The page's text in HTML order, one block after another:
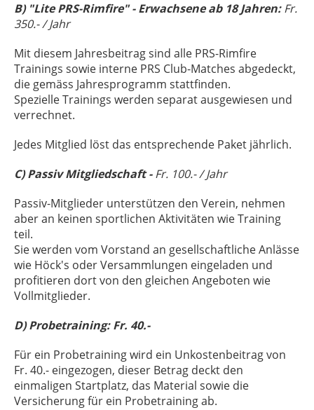
B) "Lite PRS-Rimfire"- Erwachsene ab 18 Jahren:Fr.
350.- / Jahr
Mit diesem Jahresbeitrag sind alle PRS-Rimfire
Trainings sowie interne PRS Club-Matches abgedeckt,
die gemäss Jahresprogramm stattfinden.
Spezielle Trainings werden separat ausgewiesen und
verrechnet.
Jedes Mitglied löst das entsprechende Paket jährlich.
C) Passiv Mitgliedschaft -Fr. 100.- / Jahr
Passiv-Mitglieder unterstützen den Verein, nehmen
aber an keinen sportlichen Aktivitäten wie Training
teil.
Sie werden vom Vorstand an gesellschaftliche Anlässe
wie Höck's oder Versammlungen eingeladen und
profitieren dort von den gleichen Angeboten wie
Vollmitglieder.
D) Probetraining: Fr. 40.-
Für ein Probetraining wird ein Unkostenbeitrag von
Fr. 40.- eingezogen, dieser Betrag deckt den
einmaligen Startplatz, das Material sowie die
Versicherung für ein Probetraining ab.